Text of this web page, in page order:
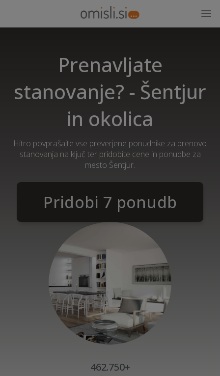
Prenavljate
stanovanje? - Šentjur
in okolica
Hitro povprašajte vse preverjene ponudnike za prenovo
stanovanja na ključ ter pridobite cene in ponudbe za
mesto Šentjur.
Pridobi 7 ponudb
462.750+